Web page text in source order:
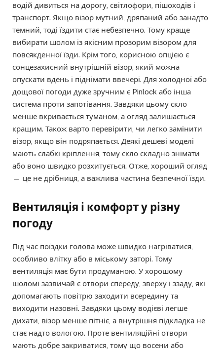
водій дивиться на дорогу, світлофори, пішоходів і
транспорт. Якщо візор мутний, дряпаний або занадто
темний, тоді їздити стає небезпечно. Тому краще
вибирати шолом із якісним прозорим візором для
повсякденної їзди. Крім того, корисною опцією є
сонцезахисний внутрішній візор, який можна
опускати вдень і піднімати ввечері. Для холодної або
дощової погоди дуже зручним є Pinlock або інша
система проти запотівання. Завдяки цьому скло
менше вкривається туманом, а огляд залишається
кращим. Також варто перевірити, чи легко замінити
візор, якщо він подряпається. Деякі дешеві моделі
мають слабкі кріплення, тому скло складно знімати
або воно швидко розхитується. Отже, хороший огляд
— це не дрібниця, а важлива частина безпечної їзди.
Вентиляція і комфорт у різну
погоду
Під час поїздки голова може швидко нагріватися,
особливо влітку або в міському заторі. Тому
вентиляція має бути продуманою. У хорошому
шоломі зазвичай є отвори спереду, зверху і ззаду, які
допомагають повітрю заходити всередину та
виходити назовні. Завдяки цьому водієві легше
дихати, візор менше пітніє, а внутрішня підкладка не
стає надто вологою. Проте вентиляційні отвори
мають добре закриватися, тому що восени або